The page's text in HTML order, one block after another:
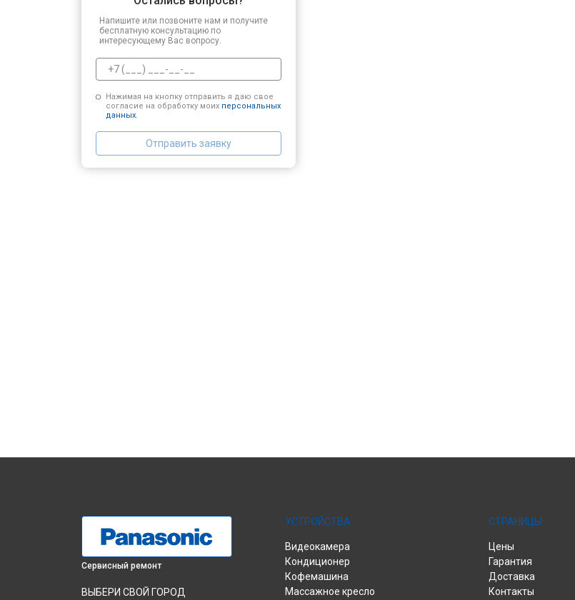
Напишите или позвоните нам и получите
бесплатную консультацию по
интересующему Вас вопросу.
Нажимая на кнопку отправить я даю свое
согласие на обработку моих персональных
данных.
Отправить заявку
Сервисный ремонт
ВЫБЕРИ СВОЙ ГОРОД
УСТРОЙСТВА
Видеокамера
Кондиционер
Кофемашина
Массажное кресло
СТРАНИЦЫ
Цены
Гарантия
Доставка
Контакты